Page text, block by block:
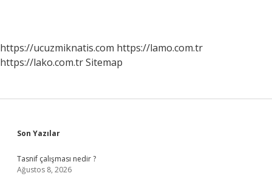
https://ucuzmiknatis.com https://lamo.com.tr
https://lako.com.trSitemap
Sidebar
Son Yazılar
Tasnif çalışması nedir ?
Ağustos 8, 2026